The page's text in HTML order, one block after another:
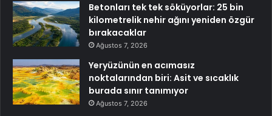
Betonları tek tek söküyorlar: 25 bin
kilometrelik nehir ağını yeniden özgür
bırakacaklar
Ağustos 7, 2026
Yeryüzünün en acımasız
noktalarından biri: Asit ve sıcaklık
burada sınır tanımıyor
Ağustos 7, 2026